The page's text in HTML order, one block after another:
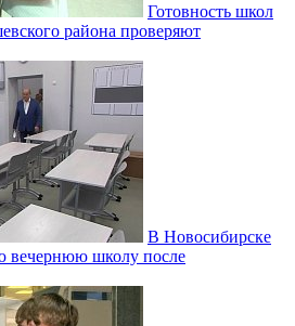
Готовность школ
района проверяют
В Новосибирске
вечернюю школу после